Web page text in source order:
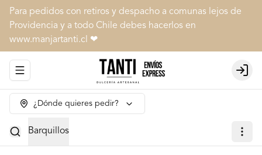
Para pedidos con retiros y despacho a comunas lejos de
Providencia y a todo Chile debes hacerlos en
www.manjartanti.cl ❤
Abrir menu de navegación Login
¿Dónde quieres pedir?
Barquillos